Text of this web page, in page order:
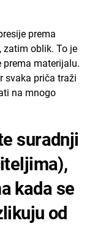
prema
zatim oblik. To je
prema materijalu.
svaka priča traži
na mnogo
suradnji
kada se
od